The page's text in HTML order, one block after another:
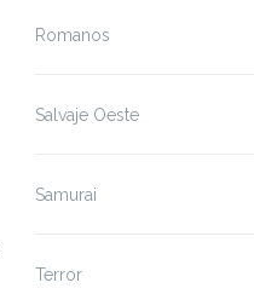
Romanos
Salvaje Oeste
Samurai
Terror